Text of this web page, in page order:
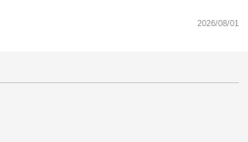
2026/08/01